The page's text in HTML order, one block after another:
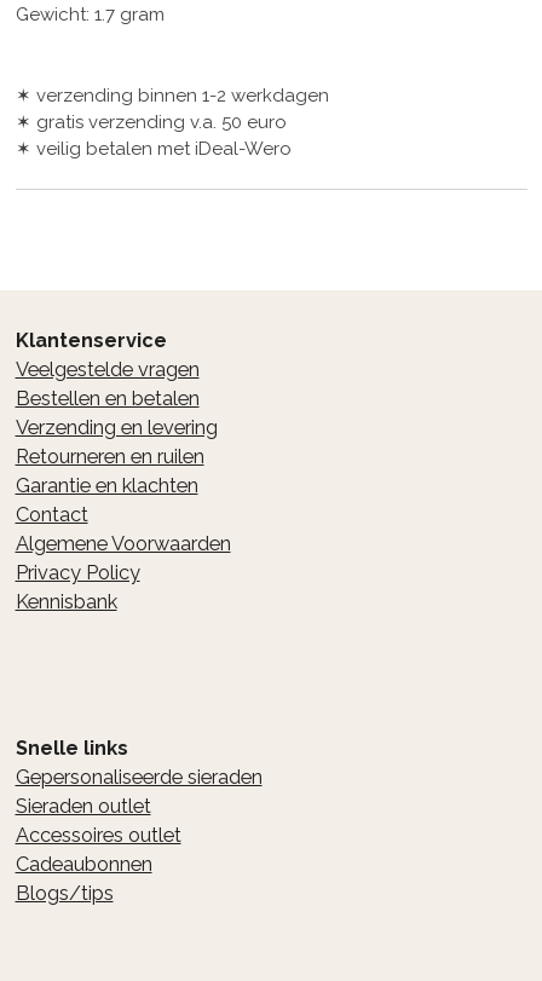
Gewicht: 1.7 gram
✶ verzending binnen 1-2 werkdagen
✶ gratis verzending v.a. 50 euro
✶ veilig betalen met iDeal-Wero
Klantenservice
Veelgestelde vragen
Bestellen en betalen
Verzending en levering
Retourneren en ruilen
Garantie en klachten
Contact
Algemene Voorwaarden
Privacy Policy
Kennisbank
Snelle links
Gepersonaliseerde sieraden
Sieraden outlet
Accessoires outlet
Cadeaubonnen
Blogs/tips